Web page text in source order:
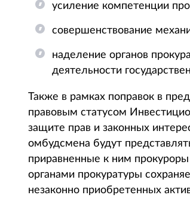
усиление компетенции
совершенствование
наделение органов
деятельности
Также в рамках поправок в
правовым статусом
защите прав и законных
омбудсмена будут
приравненные к ним прокуроры
органами прокуратуры
незаконно приобретенных